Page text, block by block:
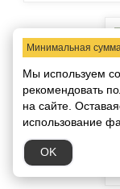
Минимальная
Мы используем
рекомендовать
на сайте.
использование
OK